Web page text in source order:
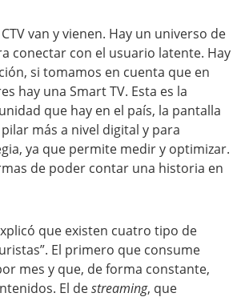
van y vienen. Hay un universo de
conectar con el usuario latente. Hay
si tomamos en cuenta que en
hay una Smart TV. Esta es la
que hay en el país, la pantalla
más a nivel digital y para
ya que permite medir y optimizar.
de poder contar una historia en
que existen cuatro tipo de
El primero que consume
mes y que, de forma constante,
El destreaming, que